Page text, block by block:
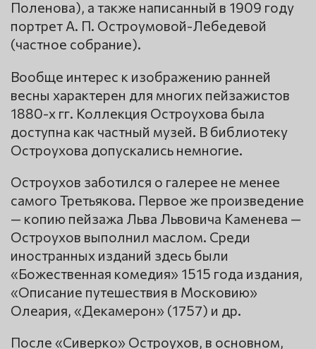
Поленова), а также написанный в 1909 году
портрет А. П. Остроумовой-Лебедевой
(частное собрание).
Вообще интерес к изображению ранней
весны характерен для многих пейзажистов
1880-х гг. Коллекция Остроухова была
доступна как частный музей. В библиотеку
Остроухова допускались немногие.
Остроухов заботился о галерее не менее
самого Третьякова. Первое же произведение
— копию пейзажа Льва Львовича Каменева —
Остроухов выполнил маслом. Среди
иностранных изданий здесь были
«Божественная комедия» 1515 года издания,
«Описание путешествия в Московию»
Олеария, «Декамерон» (1757) и др.
После «Сиверко» Остроухов, в основном,